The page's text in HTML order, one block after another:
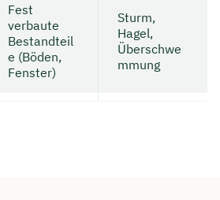
Fest
verbaute
Bestandteil
e (Böden,
Fenster)
Sturm,
Hagel,
Überschwe
mmung